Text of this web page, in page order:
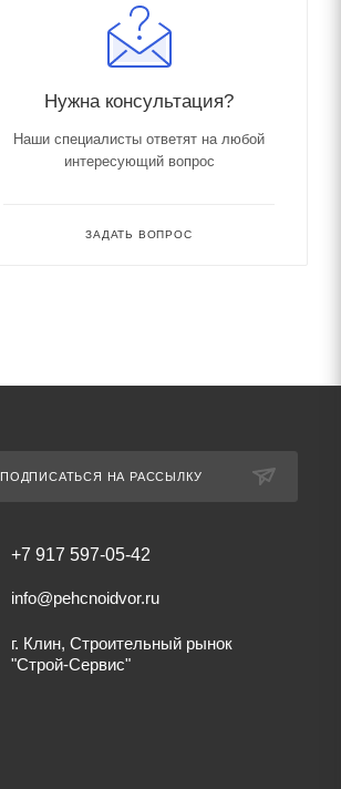
Нужна консультация?
Наши специалисты ответят на любой
интересующий вопрос
ЗАДАТЬ ВОПРОС
ПОДПИСАТЬСЯ НА РАССЫЛКУ
+7 917 597-05-42
info@pehcnoidvor.ru
г. Клин, Строительный рынок
"Строй-Сервис"